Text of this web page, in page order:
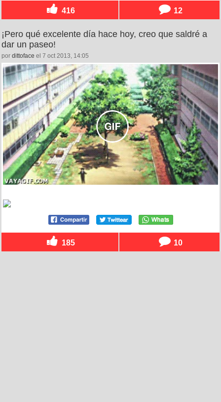
416 12
¡Pero qué excelente día hace hoy, creo que saldré a
dar un paseo!
por dittoface el 7 oct 2013, 14:05
185 10